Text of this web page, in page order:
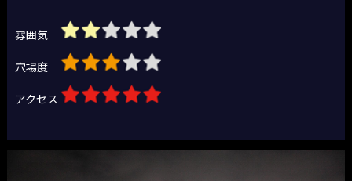
雰囲気
穴場度
アクセス